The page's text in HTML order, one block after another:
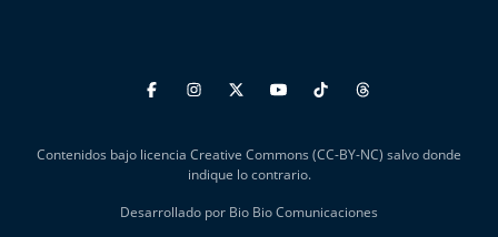
Podría Ser Peor
Entrevistas BioBioTV
Comentarios de Tomás Mosciatti
Contenidos bajo licencia Creative Commons (CC-BY-NC) salvo donde
indique lo contrario.
Desarrollado por Bio Bio Comunicaciones